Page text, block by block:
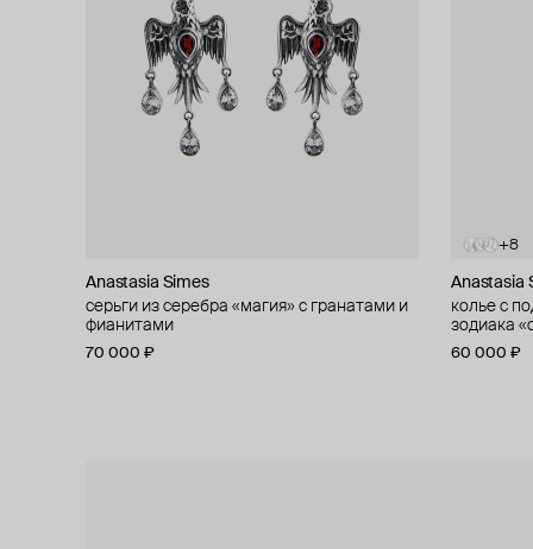
Anastasia Simes
серьги из серебра «магия» с гранатами и
фианитами
70 000 ₽
+8
Anastasia
колье с
зодиака
60 000 ₽
Anastasia Simes
колье с подвеской из серебра со знаком
зодиака «весы» с фианитами
60 000 ₽
+8
Anastasia
колье с
зодиака
60 000 ₽